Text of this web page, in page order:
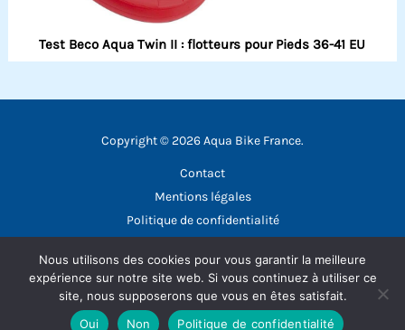
Test Beco Aqua Twin II : flotteurs pour Pieds 36-41 EU
Copyright © 2026 Aqua Bike France.
Contact
Mentions légales
Politique de confidentialité
Nous utilisons des cookies pour vous garantir la meilleure
expérience sur notre site web. Si vous continuez à utiliser ce
site, nous supposerons que vous en êtes satisfait.
Oui
Non Politique de confidentialité